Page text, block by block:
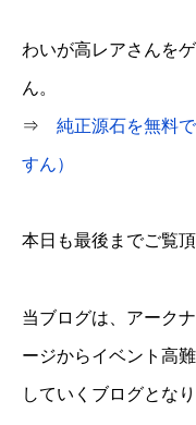
わいが高レアさんを
ん。
⇒ 純正源石を無料
すん）
本日も最後までご覧
当ブログは、アーク
ージからイベント高
していくブログとなり